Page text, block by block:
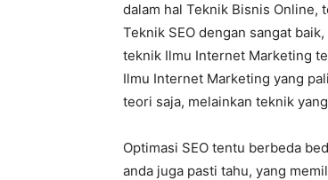
dalam hal Teknik Bisnis Online,
Teknik SEO dengan sangat
teknik Ilmu Internet Marketing
Ilmu Internet Marketing yang
teori saja, melainkan teknik
Optimasi SEO tentu berbeda
anda juga pasti tahu, yang